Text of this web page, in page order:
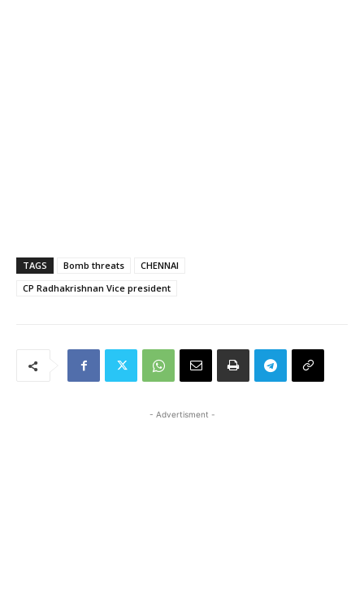
TAGS Bomb threats
CHENNAI
CP Radhakrishnan Vice president
- Advertisment -